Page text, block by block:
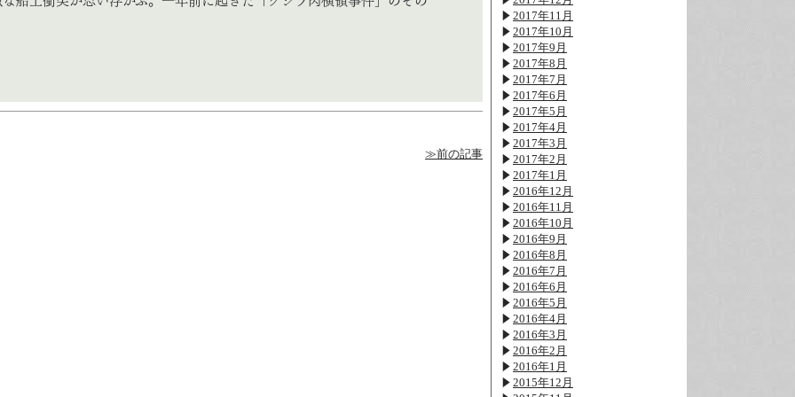
≫前の記事
2017年11月
2017年10月
2017年9月
2017年8月
2017年7月
2017年6月
2017年5月
2017年4月
2017年3月
2017年2月
2017年1月
2016年12月
2016年11月
2016年10月
2016年9月
2016年8月
2016年7月
2016年6月
2016年5月
2016年4月
2016年3月
2016年2月
2016年1月
2015年12月